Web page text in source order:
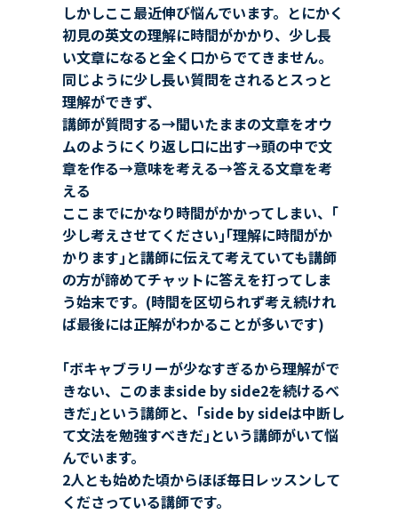
しかしここ最近伸び悩んでいます。とにかく
初見の英文の理解に時間がかかり、少し長
い文章になると全く口からでてきません。
同じように少し長い質問をされるとスっと
理解ができず、
講師が質問する→聞いたままの文章をオウ
ムのようにくり返し口に出す→頭の中で文
章を作る→意味を考える→答える文章を考
える
ここまでにかなり時間がかかってしまい、｢
少し考えさせてください｣｢理解に時間がか
かります｣と講師に伝えて考えていても講師
の方が諦めてチャットに答えを打ってしま
う始末です。(時間を区切られず考え続けれ
ば最後には正解がわかることが多いです)
｢ボキャブラリーが少なすぎるから理解がで
きない、このままside by side2を続けるべ
きだ｣という講師と、｢side by sideは中断し
て文法を勉強すべきだ｣という講師がいて悩
んでいます。
2人とも始めた頃からほぼ毎日レッスンして
くださっている講師です。